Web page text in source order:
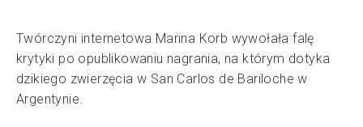
Twórczyni internetowa Marina Korb wywołała falę
krytyki po opublikowaniu nagrania, na którym dotyka
dzikiego zwierzęcia w San Carlos de Bariloche w
Argentynie.